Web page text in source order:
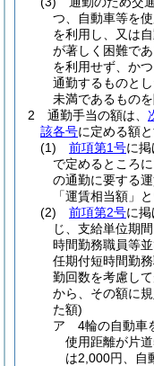
つ、自動車等を
を利用し、又は
が著しく困難で
を利用せず、か
通勤するものと
未満であるもの
2
通勤手当の額は、
該各号に定める額と
(1)
前項第1号に
で定めるところ
の通勤に要する
「運賃相当額」
(2)
前項第2号に
じ、支給単位期
時間勤務職員等
任期付短時間勤
勤回数を考慮し
から、その額に
た額)
ア
4輪の自動車
使用距離が片
は2,000円、自